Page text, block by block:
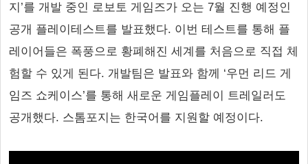
지’를 개발 중인 로보토 게임즈가 오는 7월 진행 예정인
공개 플레이테스트를 발표했다. 이번 테스트를 통해 플
레이어들은 폭풍으로 황폐해진 세계를 처음으로 직접 체
험할 수 있게 된다. 개발팀은 발표와 함께 ‘우먼 리드 게
임즈 쇼케이스’를 통해 새로운 게임플레이 트레일러도
공개했다. 스톰포지는 한국어를 지원할 예정이다.